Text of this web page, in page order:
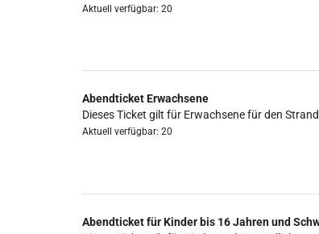
Aktuell verfügbar: 20
Abendticket Erwachsene
Dieses Ticket gilt für Erwachsene für den
Aktuell verfügbar: 20
Abendticket für Kinder bis 16 Jahren und